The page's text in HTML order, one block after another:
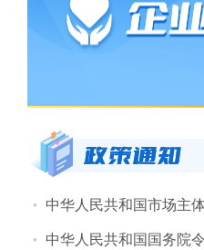
中华人民共和国市场主
中华人民共和国国务院令